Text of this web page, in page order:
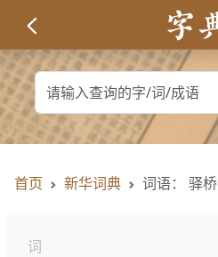
首页 新华词典 词语： 驿桥
词